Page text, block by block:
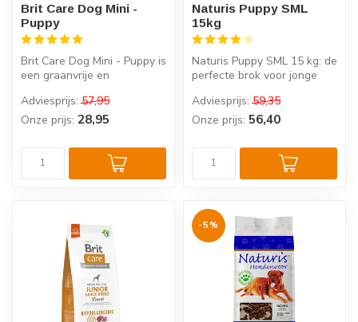
Brit Care Dog Mini -
Puppy
Brit Care Dog Mini - Puppy is
een graanvrije en
voeding v...
Adviesprijs: 57,95
Onze prijs: 28,95
Naturis Puppy SML
15kg
Naturis Puppy SML 15 kg: de
perfecte brok voor jonge
Adviesprijs: 59,35
Onze prijs: 56,40
-5%